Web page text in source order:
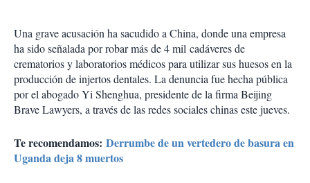
Una grave acusación ha sacudido a China, donde una empresa
ha sido señalada por robar más de 4 mil cadáveres de
crematorios y laboratorios médicos para utilizar sus huesos en la
producción de injertos dentales. La denuncia fue hecha pública
por el abogado Yi Shenghua, presidente de la firma Beijing
Brave Lawyers, a través de las redes sociales chinas este jueves.
Te recomendamos: Derrumbe de un vertedero de basura en
Uganda deja 8 muertos